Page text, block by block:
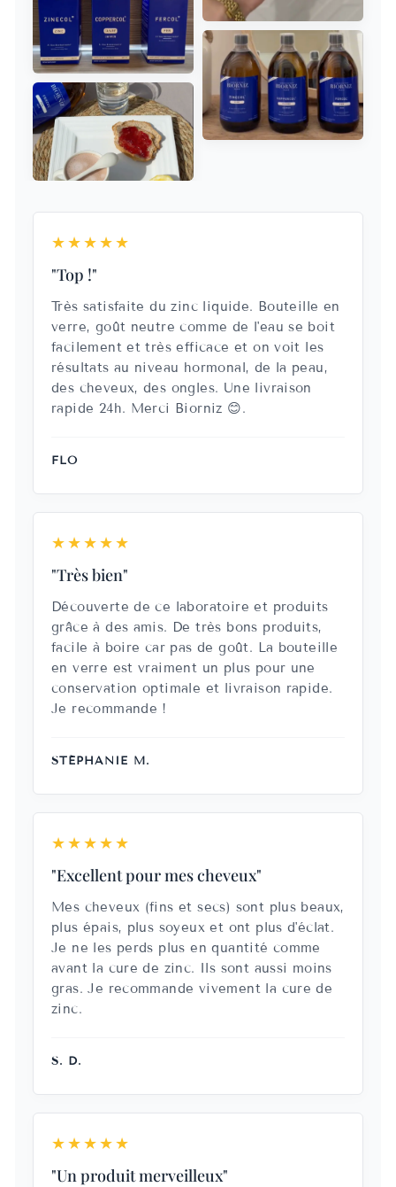
★★★★★
"Top !"
Très satisfaite du zinc liquide. Bouteille en
verre, goût neutre comme de l'eau se boit
facilement et très efficace et on voit les
résultats au niveau hormonal, de la peau,
des cheveux, des ongles. Une livraison
rapide 24h. Merci Biorniz 😊.
FLO
★★★★★
"Très bien"
Découverte de ce laboratoire et produits
grâce à des amis. De très bons produits,
facile à boire car pas de goût. La bouteille
en verre est vraiment un plus pour une
conservation optimale et livraison rapide.
Je recommande !
STÉPHANIE M.
★★★★★
"Excellent pour mes cheveux"
Mes cheveux (fins et secs) sont plus beaux,
plus épais, plus soyeux et ont plus d'éclat.
Je ne les perds plus en quantité comme
avant la cure de zinc. Ils sont aussi moins
gras. Je recommande vivement la cure de
zinc.
S. D.
★★★★★
"Un produit merveilleux"